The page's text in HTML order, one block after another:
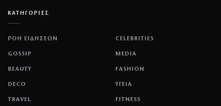
ΚΑΤΗΓΟΡΙΕΣ
ΡΟΗ ΕΙΔΗΣΕΩΝ CELEBRITIES
GOSSIP MEDIA
BEAUTY FASHION
DECO ΥΓΕΙΑ
TRAVEL FITNESS